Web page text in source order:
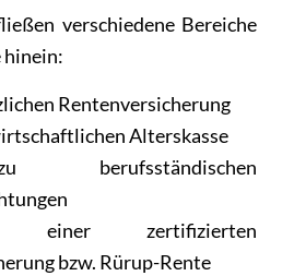
verschiedene Bereiche
hinein:
Rentenversicherung
Alterskasse
einer zertifizierten
bzw. Rürup-Rente